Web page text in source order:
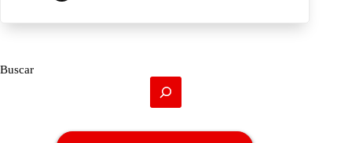
Buscar